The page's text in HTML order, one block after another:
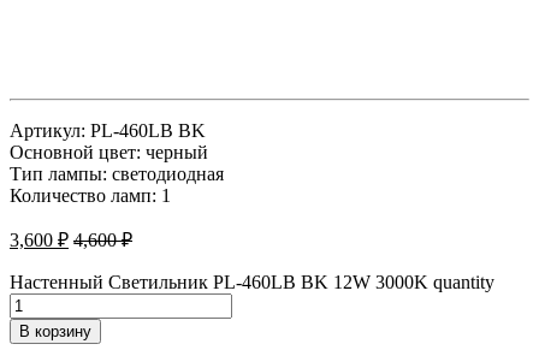
Артикул: PL-460LB BK
Основной цвет: черный
Тип лампы: светодиодная
Количество ламп: 1
3,600 ₽ 4,600₽
Настенный Светильник PL-460LB BK 12W 3000K quantity
В корзину